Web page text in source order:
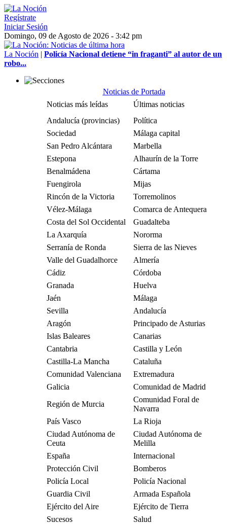
Regístrate
Iniciar Sesión
Domingo, 09 de Agosto de 2026 - 3:42 pm
La Noción | Policía Nacional detiene “in fraganti” al autor de un
robo...
Noticias de Portada
Noticias más leídas
Últimas noticias
Andalucía (provincias)
Política
Sociedad
Málaga capital
San Pedro Alcántara
Marbella
Estepona
Alhaurín de la Torre
Benalmádena
Cártama
Fuengirola
Mijas
Rincón de la Victoria
Torremolinos
Vélez-Málaga
Comarca de Antequera
Costa del Sol Occidental
Guadalteba
La Axarquía
Nororma
Serranía de Ronda
Sierra de las Nieves
Valle del Guadalhorce
Almería
Cádiz
Córdoba
Granada
Huelva
Jaén
Málaga
Sevilla
Andalucía
Aragón
Principado de Asturias
Islas Baleares
Canarias
Cantabria
Castilla y León
Castilla-La Mancha
Cataluña
Comunidad Valenciana
Extremadura
Galicia
Comunidad de Madrid
Región de Murcia
Comunidad Foral de
Navarra
País Vasco
La Rioja
Ciudad Autónoma de
Ceuta
Ciudad Autónoma de
Melilla
España
Internacional
Protección Civil
Bomberos
Policía Local
Policía Nacional
Guardia Civil
Armada Española
Ejército del Aire
Ejército de Tierra
Sucesos
Salud